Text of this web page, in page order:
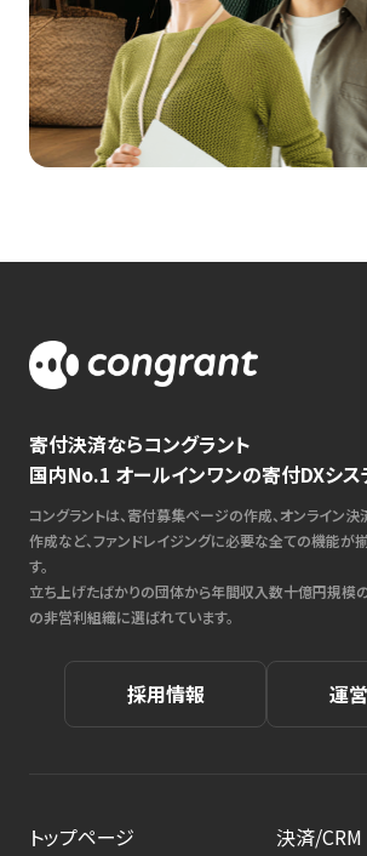
寄付決済ならコングラント
国内No.1 オールインワンの寄付DXシス
コングラントは、寄付募集ページの作成、オンライン決
作成など、ファンドレイジングに必要な全ての機能が
す。
立ち上げたばかりの団体から年間収入数十億円規模
の非営利組織に選ばれています。
採用情報 運
トップページ
決済/CRM